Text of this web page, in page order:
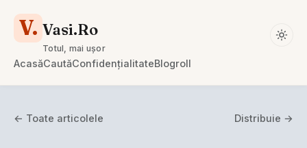
V. Vasi.Ro
Totul, mai ușor
AcasăCautăConfidențialitateBlogroll
← Toate articolele Distribuie →